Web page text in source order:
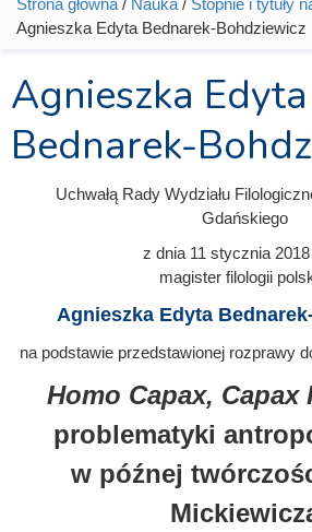
Jesteś tutaj
Strona główna / Nauka / Stopnie i tytuły
Agnieszka Edyta Bednarek-Bohdziewicz
Agnieszka Edyta
Bednarek-
Uchwałą Rady Wydziału
Gdańskiego
z dnia 11 stycznia 2018
magister filologii
Agnieszka Edyta
na podstawie przedstawionej rozprawy
Homo Capax, Capax
problematyki
w późnej